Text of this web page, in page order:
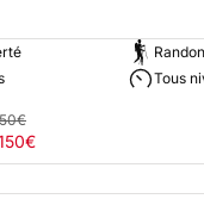
Tous